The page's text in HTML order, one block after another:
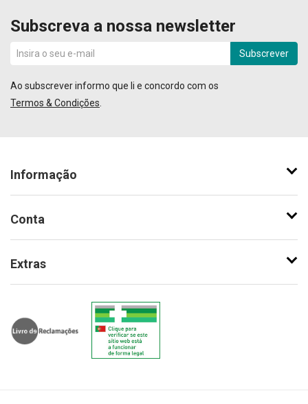
Subscreva a nossa newsletter
Subscrever
Ao subscrever informo que li e concordo com os
Termos & Condições
Informação
Conta
Extras